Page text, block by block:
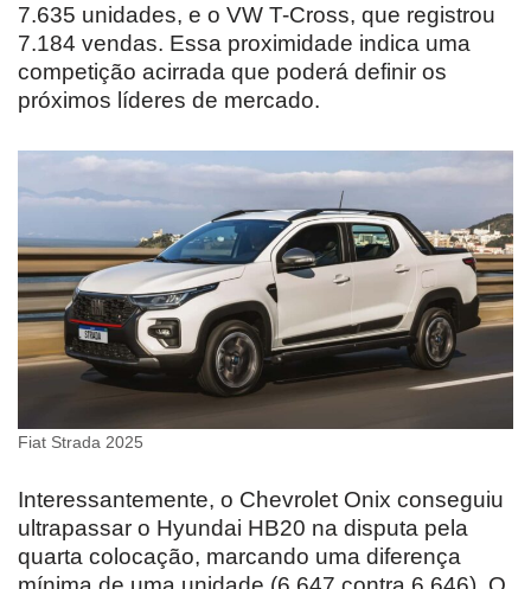
7.635 unidades, e o VW T-Cross, que registrou
7.184 vendas. Essa proximidade indica uma
competição acirrada que poderá definir os
próximos líderes de mercado.
Fiat Strada 2025
Interessantemente, o Chevrolet Onix conseguiu
ultrapassar o Hyundai HB20 na disputa pela
quarta colocação, marcando uma diferença